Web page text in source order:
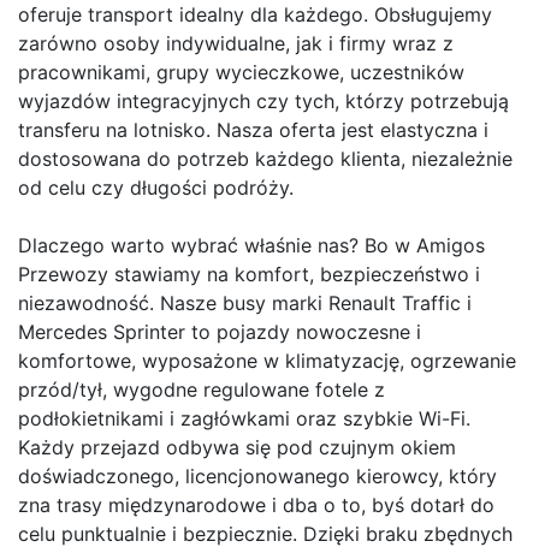
oferuje transport idealny dla każdego. Obsługujemy
zarówno osoby indywidualne, jak i firmy wraz z
pracownikami, grupy wycieczkowe, uczestników
wyjazdów integracyjnych czy tych, którzy potrzebują
transferu na lotnisko. Nasza oferta jest elastyczna i
dostosowana do potrzeb każdego klienta, niezależnie
od celu czy długości podróży.
Dlaczego warto wybrać właśnie nas? Bo w Amigos
Przewozy stawiamy na komfort, bezpieczeństwo i
niezawodność. Nasze busy marki Renault Traffic i
Mercedes Sprinter to pojazdy nowoczesne i
komfortowe, wyposażone w klimatyzację, ogrzewanie
przód/tył, wygodne regulowane fotele z
podłokietnikami i zagłówkami oraz szybkie Wi-Fi.
Każdy przejazd odbywa się pod czujnym okiem
doświadczonego, licencjonowanego kierowcy, który
zna trasy międzynarodowe i dba o to, byś dotarł do
celu punktualnie i bezpiecznie. Dzięki braku zbędnych